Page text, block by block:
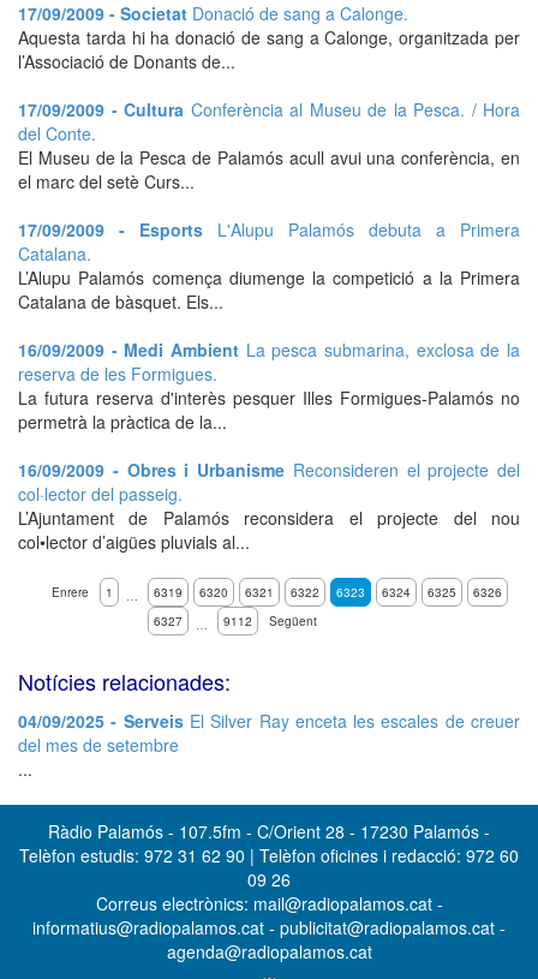
17/09/2009 - Societat Donació de sang a Calonge.
Aquesta tarda hi ha donació de sang a Calonge, organitzada per
l’Associació de Donants de...
17/09/2009 - Cultura Conferència al Museu de la Pesca. / Hora
del Conte.
El Museu de la Pesca de Palamós acull avui una conferència, en
el marc del setè Curs...
17/09/2009 - Esports L'Alupu Palamós debuta a Primera
Catalana.
L’Alupu Palamós comença diumenge la competició a la Primera
Catalana de bàsquet. Els...
16/09/2009 - Medi Ambient La pesca submarina, exclosa de la
reserva de les Formigues.
La futura reserva d'interès pesquer Illes Formigues-Palamós no
permetrà la pràctica de la...
16/09/2009 - Obres i Urbanisme Reconsideren el projecte del
col·lector del passeig.
L’Ajuntament de Palamós reconsidera el projecte del nou
col•lector d’aigües pluvials al...
Enrere 1 … 6319 6320 6321 6322 6323 6324 6325
6326
6327
… 9112 Següent
Notícies relacionades:
04/09/2025 - ServeisEl Silver Ray enceta les escales de creuer
del mes de setembre
...
Ràdio Palamós - 107.5fm - C/Orient 28 - 17230 Palamós -
Telèfon estudis: 972 31 62 90 | Telèfon oficines i redacció: 972 60
09 26
Correus electrònics: mail@radiopalamos.cat -
informatius@radiopalamos.cat - publicitat@radiopalamos.cat -
agenda@radiopalamos.cat